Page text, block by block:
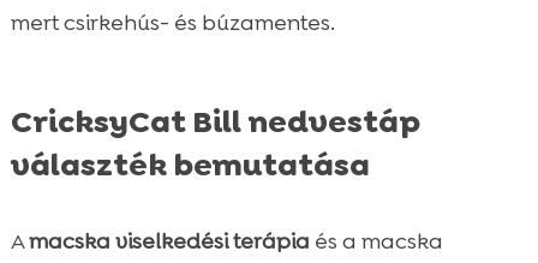
mert csirkehús- és búzamentes.
CricksyCat Bill nedvestáp
választék bemutatása
Amacska viselkedési terápia és a macska